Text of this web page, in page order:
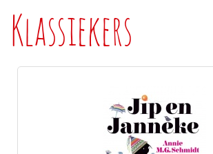
Klassiekers